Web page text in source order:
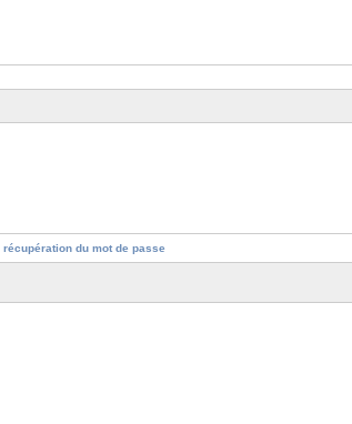
récupération du mot de passe